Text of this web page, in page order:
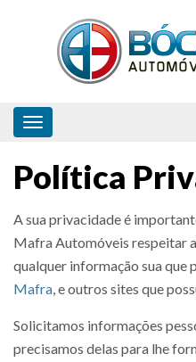
Toggle navigation
Política
A sua privacidade é
Mafra Automóveis respeitar
qualquer informação sua que
Mafra, e outros sites que
Solicitamos informações
precisamos delas para lhe